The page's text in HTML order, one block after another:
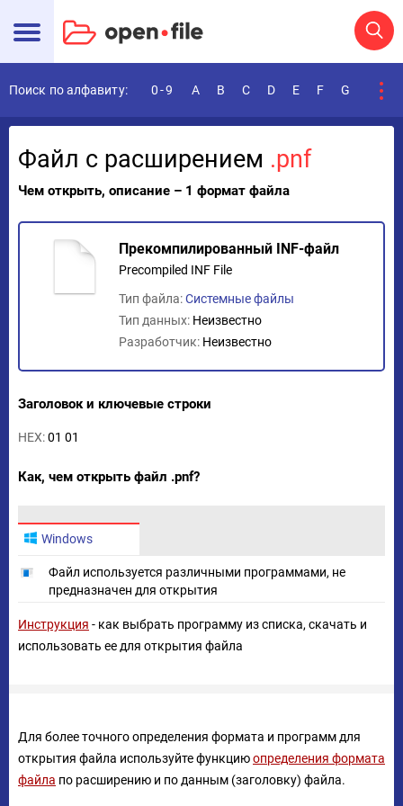
Поиск по алфавиту: 0-9 A B C D E F G
Файл с расширением .pnf
Чем открыть, описание – 1 формат файла
Прекомпилированный INF-файл
Precompiled INF File
Тип файла:Системные файлы
Тип данных: Неизвестно
Разработчик: Неизвестно
Заголовок и ключевые строки
HEX:01 01
Как, чем открыть файл .pnf?
Windows
Файл используется различными программами, не
предназначен для открытия
Инструкция - как выбрать программу из списка, скачать и
использовать ее для открытия файла
Для более точного определения формата и программ для
открытия файла используйте функциюопределения формата
файла по расширению и по данным (заголовку) файла.